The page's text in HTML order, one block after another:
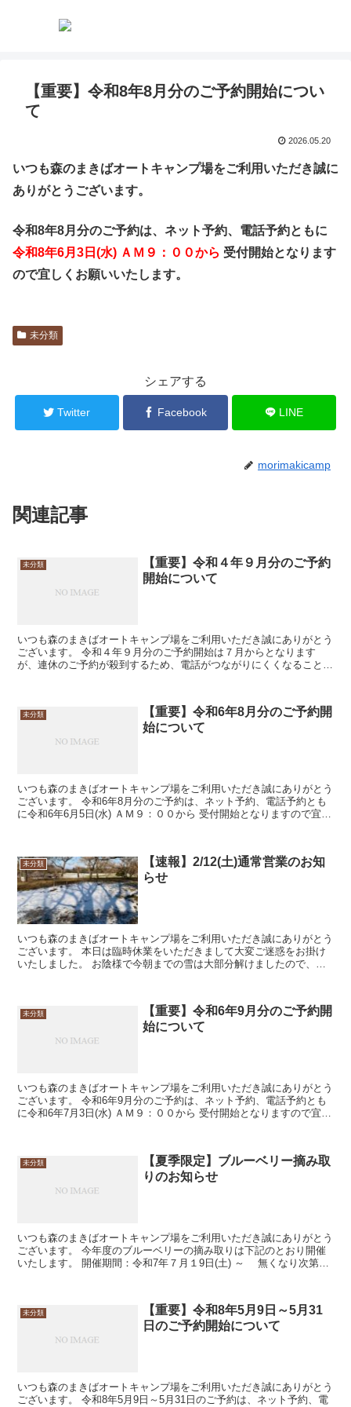
【重要】令和8年8月分のご予約開始につい
て
2026.05.20
いつも森のまきばオートキャンプ場をご利用いただき誠に
ありがとうございます。
令和8年8月分のご予約は、ネット予約、電話予約ともに
令和8年6月3 日(水) ＡＭ９：００から 受付開始となります
ので宜しくお願いいたします。
未分類
シェアする
Twitter Facebook LINE
morimakicamp
関連記事
未分類
【重要】令和４年９月分のご予約
開始について
いつも森のまきばオートキャンプ場をご利用いただき誠にありがとう
ございます。 令和４年９月分のご予約開始は７月からとなります
が、連休のご予約が殺到するため、電話がつながりにくくなることが
未分類
【重要】令和6年8月分のご予約開
始について
いつも森のまきばオートキャンプ場をご利用いただき誠にありがとう
ございます。 令和6年8月分のご予約は、ネット予約、電話予約とも
に令和6年6月5日(水) ＡＭ９：００から 受付開始となりますので宜し
未分類
【速報】2/12(土)通常営業のお知
らせ
いつも森のまきばオートキャンプ場をご利用いただき誠にありがとう
ございます。 本日は臨時休業をいただきまして大変ご迷惑をお掛け
いたしました。 お陰様で今朝までの雪は大部分解けましたので、明
未分類
【重要】令和6年9月分のご予約開
始について
いつも森のまきばオートキャンプ場をご利用いただき誠にありがとう
ございます。 令和6年9月分のご予約は、ネット予約、電話予約とも
に令和6年7月3日(水) ＡＭ９：００から 受付開始となりますので宜し
未分類
【夏季限定】ブルーベリー摘み取
りのお知らせ
いつも森のまきばオートキャンプ場をご利用いただき誠にありがとう
ございます。 今年度のブルーベリーの摘み取りは下記のとおり開催
いたします。 開催期間：令和7年７月１9日(土) ～ 無くなり次第終
未分類
【重要】令和8年5月9日～5月31
日のご予約開始について
いつも森のまきばオートキャンプ場をご利用いただき誠にありがとう
ございます。 令和8年5月9日～5月31日のご予約は、ネット予約、電